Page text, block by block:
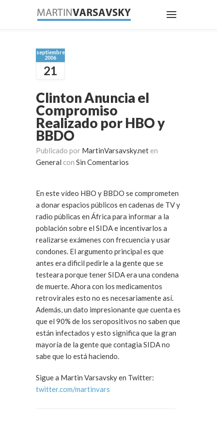
septiembre
2006
21
Clinton Anuncia el
Compromiso
Realizado por HBO y
BBDO
Publicado por MartinVarsavsky.net en
General con Sin Comentarios
En este vídeo HBO y BBDO se comprometen
a donar espacios públicos en cadenas de TV y
radio públicas en África para informar a la
población sobre el SIDA e incentivarlos a
realizarse exámenes con frecuencia y usar
condones. El argumento principal es que
antes era dificil pedirle a la gente que se
testeara porque tener SIDA era una condena
de muerte. Ahora con los medicamentos
retrovirales esto no es necesariamente así.
Además, un dato impresionante que cuenta es
que el 90% de los seropositivos no saben que
están infectados y esto significa que la gran
mayoría de la gente que contagia SIDA no
sabe que lo está haciendo.
Sigue a Martin Varsavsky en Twitter:
twitter.com/martinvars